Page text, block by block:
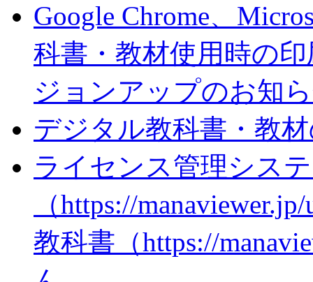
Google Chrome、
科書・教材使用時の
ジョンアップのお知
デジタル教科書・教
ライセンス管理シス
（https://
教科書（https://